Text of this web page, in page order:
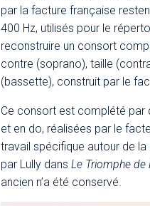
par la facture française
400 Hz, utilisés pour le
reconstruire un consort
contre (soprano), taille
(bassette), construit par le
Ce consort est complété par
et en do, réalisées par le
travail spécifique autour de
par Lully dansLe Triomphe de
ancien n’a été conservé.